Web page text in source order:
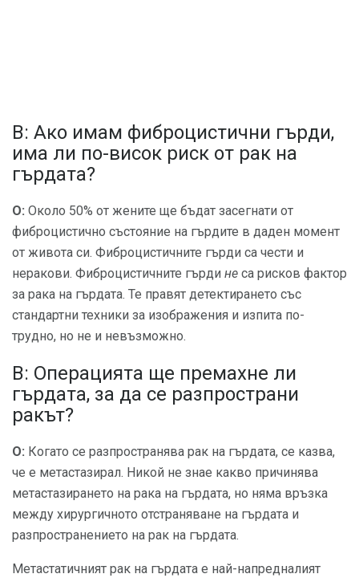
В: Ако имам фиброцистични гърди,
има ли по-висок риск от рак на
гърдата?
О: Около 50% от жените ще бъдат засегнати от
фиброцистично състояние на гърдите в даден момент
от живота си. Фиброцистичните гърди са чести и
неракови. Фиброцистичните гърди не са рисков фактор
за рака на гърдата. Те правят детектирането със
стандартни техники за изображения и изпита по-
трудно, но не и невъзможно.
В: Операцията ще премахне ли
гърдата, за да се разпространи
ракът?
О: Когато се разпространява рак на гърдата, се казва,
че е метастазирал. Никой не знае какво причинява
метастазирането на рака на гърдата, но няма връзка
между хирургичното отстраняване на гърдата и
разпространението на рак на гърдата.
Метастатичният рак на гърдата е най-напредналият